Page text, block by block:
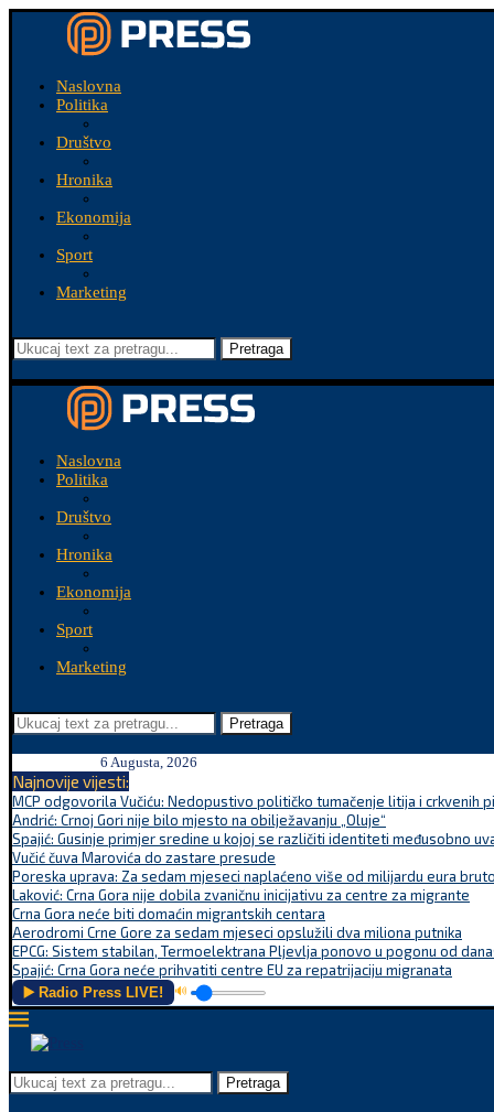
Naslovna
Politika
Društvo
Hronika
Ekonomija
Sport
Marketing
Pretraga
Naslovna
Politika
Društvo
Hronika
Ekonomija
Sport
Marketing
Pretraga
6 Augusta, 2026
Najnovije vijesti:
MCP odgovorila Vučiću: Nedopustivo političko tumačenje litija i crkvenih
Andrić: Crnoj Gori nije bilo mjesto na obilježavanju „Oluje“
Spajić: Gusinje primjer sredine u kojoj se različiti identiteti međusobno
Vučić čuva Marovića do zastare presude
Poreska uprava: Za sedam mjeseci naplaćeno više od milijardu eura
Laković: Crna Gora nije dobila zvaničnu inicijativu za centre za migrante
Crna Gora neće biti domaćin migrantskih centara
Aerodromi Crne Gore za sedam mjeseci opslužili dva miliona putnika
EPCG: Sistem stabilan, Termoelektrana Pljevlja ponovo u pogonu od
Spajić: Crna Gora neće prihvatiti centre EU za repatrijaciju migranata
▶️ Radio Press LIVE! 🔊
Pretraga